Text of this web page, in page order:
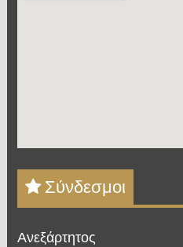
Σύνδεσμοι
Ανεξάρτητος